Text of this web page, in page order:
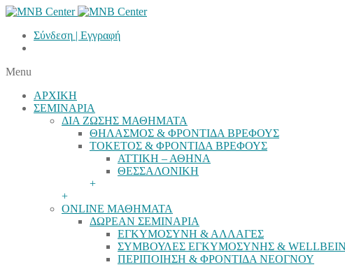
Σύνδεση | Εγγραφή
Menu
ΑΡΧΙΚΗ
ΣΕΜΙΝΑΡΙΑ
ΔΙΑ ΖΩΣΗΣ ΜΑΘΗΜΑΤΑ
ΘΗΛΑΣΜΟΣ & ΦΡΟΝΤΙΔΑ ΒΡΕΦΟΥΣ
ΤΟΚΕΤΟΣ & ΦΡΟΝΤΙΔΑ ΒΡΕΦΟΥΣ
ΑΤΤΙΚΗ – ΑΘΗΝΑ
ΘΕΣΣΑΛΟΝΙΚΗ
+
+
ONLINE ΜΑΘΗΜΑΤΑ
ΔΩΡΕΑΝ ΣΕΜΙΝΑΡΙΑ
ΕΓΚΥΜΟΣΥΝΗ & ΑΛΛΑΓΕΣ
ΣΥΜΒΟΥΛΕΣ ΕΓΚΥΜΟΣΥΝΗΣ &
ΠΕΡΙΠΟΙΗΣΗ & ΦΡΟΝΤΙΔΑ ΝΕΟΓΝΟΥ